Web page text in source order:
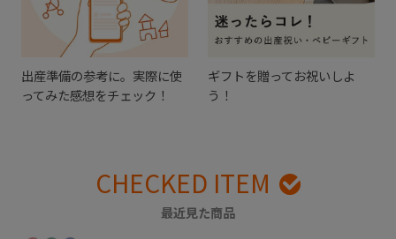
出産準備の参考に。実際に使
ってみた感想をチェック！
ギフトを贈ってお祝いしよ
う！
CHECKED ITEM
最近見た商品